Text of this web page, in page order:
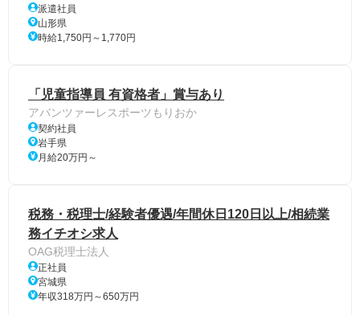
派遣社員
山形県
時給1,750円～1,770円
「児童指導員 有資格者」賞与あり
アバンツァーレスポーツもりおか
契約社員
岩手県
月給20万円～
税務・税理士/経験者優遇/年間休日120日以上/相続業
務イチオシ求人
OAG税理士法人
正社員
宮城県
年収318万円～650万円